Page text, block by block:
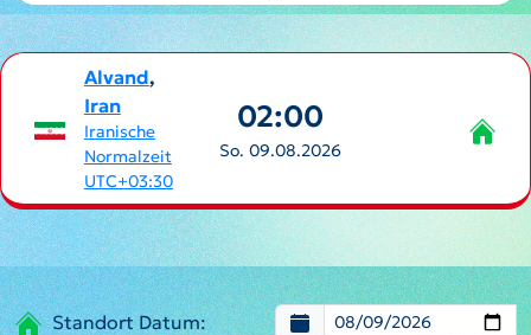
Alvand,
Iran
Iranische
Normalzeit
UTC+03:30
02:00
So. 09.08.2026
Standort Datum: